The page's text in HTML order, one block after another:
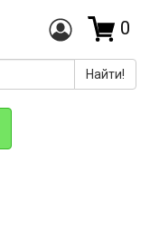
Найти!
0